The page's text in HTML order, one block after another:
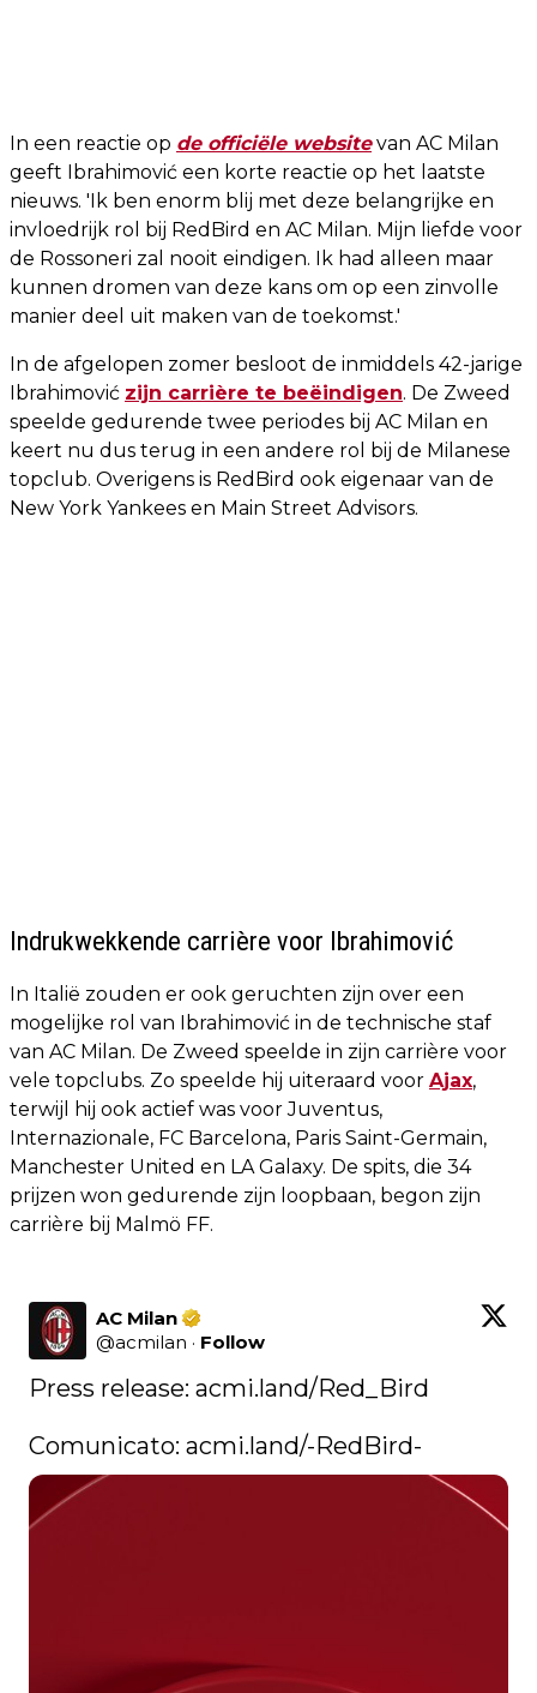
In een reactie op de officiële websitevan AC Milan
geeft Ibrahimović een korte reactie op het laatste
nieuws. 'Ik ben enorm blij met deze belangrijke en
invloedrijk rol bij RedBird en AC Milan. Mijn liefde voor
de Rossoneri zal nooit eindigen. Ik had alleen maar
kunnen dromen van deze kans om op een zinvolle
manier deel uit maken van de toekomst.'
In de afgelopen zomer besloot de inmiddels 42-jarige
Ibrahimović zijn carrière te beëindigen. De Zweed
speelde gedurende twee periodes bij AC Milan en
keert nu dus terug in een andere rol bij de Milanese
topclub. Overigens is RedBird ook eigenaar van de
New York Yankees en Main Street Advisors.
Indrukwekkende carrière voor Ibrahimović
In Italië zouden er ook geruchten zijn over een
mogelijke rol van Ibrahimović in de technische staf
van AC Milan. De Zweed speelde in zijn carrière voor
vele topclubs. Zo speelde hij uiteraard voor Ajax,
terwijl hij ook actief was voor Juventus,
Internazionale, FC Barcelona, Paris Saint-Germain,
Manchester United en LA Galaxy. De spits, die 34
prijzen won gedurende zijn loopbaan, begon zijn
carrière bij Malmö FF.
AC Milan
@acmilan · Follow
Press release: acmi.land/Red_Bird
Comunicato: acmi.land/-RedBird-